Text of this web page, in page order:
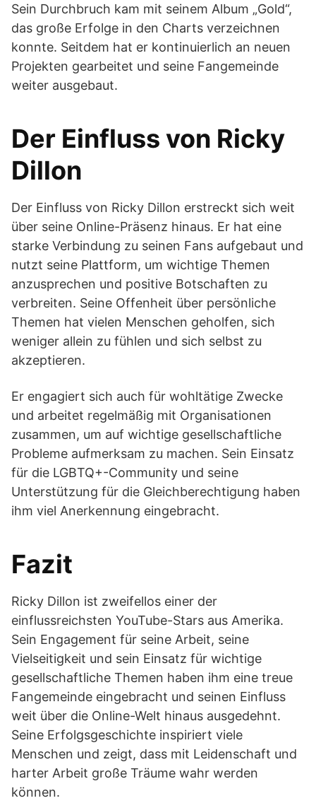
Sein Durchbruch kam mit seinem Album „Gold“,
das große Erfolge in den Charts verzeichnen
konnte. Seitdem hat er kontinuierlich an neuen
Projekten gearbeitet und seine Fangemeinde
weiter ausgebaut.
Der Einfluss von Ricky
Dillon
Der Einfluss von Ricky Dillon erstreckt sich weit
über seine Online-Präsenz hinaus. Er hat eine
starke Verbindung zu seinen Fans aufgebaut und
nutzt seine Plattform, um wichtige Themen
anzusprechen und positive Botschaften zu
verbreiten. Seine Offenheit über persönliche
Themen hat vielen Menschen geholfen, sich
weniger allein zu fühlen und sich selbst zu
akzeptieren.
Er engagiert sich auch für wohltätige Zwecke
und arbeitet regelmäßig mit Organisationen
zusammen, um auf wichtige gesellschaftliche
Probleme aufmerksam zu machen. Sein Einsatz
für die LGBTQ+-Community und seine
Unterstützung für die Gleichberechtigung haben
ihm viel Anerkennung eingebracht.
Fazit
Ricky Dillon ist zweifellos einer der
einflussreichsten YouTube-Stars aus Amerika.
Sein Engagement für seine Arbeit, seine
Vielseitigkeit und sein Einsatz für wichtige
gesellschaftliche Themen haben ihm eine treue
Fangemeinde eingebracht und seinen Einfluss
weit über die Online-Welt hinaus ausgedehnt.
Seine Erfolgsgeschichte inspiriert viele
Menschen und zeigt, dass mit Leidenschaft und
harter Arbeit große Träume wahr werden
können.